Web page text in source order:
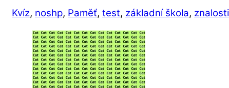
Kvíz, noshp, Paměť, test, základní škola, znalosti